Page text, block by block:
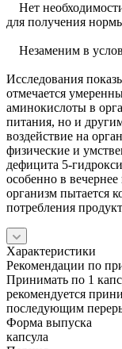
Нет
для получения
Незаменим в
Исследования
отмечается
аминокислоты в
питания, но и
воздействие на
физические и
дефицита 5-
особенно в
организм пытается
потребления
Характеристики
Рекомендации по
Принимать по 1
рекомендуется
последующим
Форма выпуска
капсула